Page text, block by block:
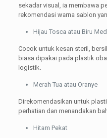
sekadar visual, ia membawa
rekomendasi warna sablon
Hijau Tosca atau Biru
Cocok untuk kesan steril,
biasa dipakai pada plastik
logistik.
Merah Tua atau Oranye
Direkomendasikan untuk
perhatian dan menandakan
Hitam Pekat